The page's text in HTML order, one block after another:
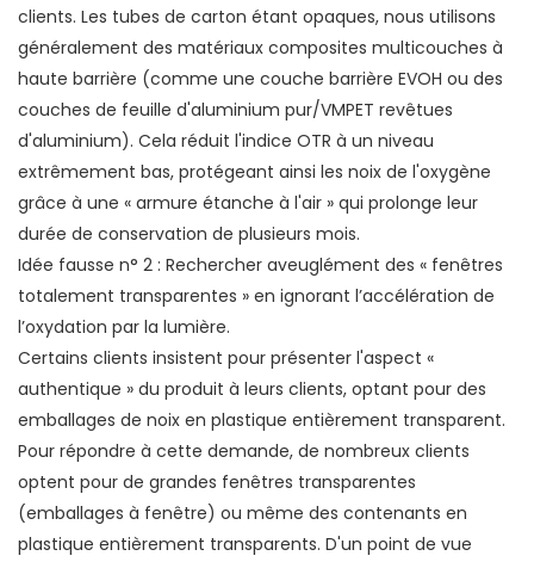
clients. Les tubes de carton étant opaques, nous utilisons
généralement des matériaux composites multicouches à
haute barrière (comme une couche barrière EVOH ou des
couches de feuille d'aluminium pur/VMPET revêtues
d'aluminium). Cela réduit l'indice OTR à un niveau
extrêmement bas, protégeant ainsi les noix de l'oxygène
grâce à une « armure étanche à l'air » qui prolonge leur
durée de conservation de plusieurs mois.
Idée fausse n° 2 : Rechercher aveuglément des « fenêtres
totalement transparentes » en ignorant l’accélération de
l’oxydation par la lumière.
Certains clients insistent pour présenter l'aspect «
authentique » du produit à leurs clients, optant pour des
emballages de noix en plastique entièrement transparent.
Pour répondre à cette demande, de nombreux clients
optent pour de grandes fenêtres transparentes
(emballages à fenêtre) ou même des contenants en
plastique entièrement transparents. D'un point de vue